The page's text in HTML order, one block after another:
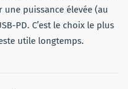
puissance élevée (au
PD. C’est le choix le plus
utile longtemps.